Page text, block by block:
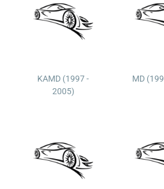
KAMD (1997 -
2005)
MD